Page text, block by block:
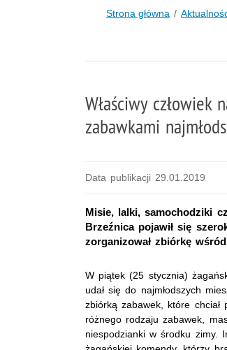
Strona główna
Właściwy człowiek
zabawkami
Data publikacji 29.01.2019
Misie, lalki, samochodziki
Brzeźnica pojawił się
zorganizował zbiórkę
W piątek (25 stycznia)
udał się do najmłodszych
zbiórką zabawek, które chciał
różnego rodzaju zabawek,
niespodzianki w środku zimy.